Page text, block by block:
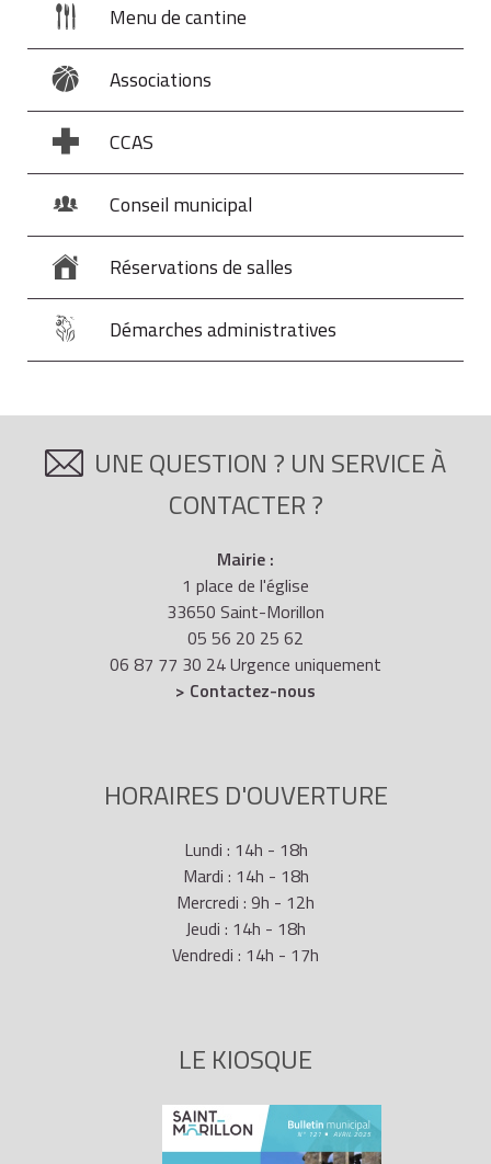
Menu de cantine
Associations
CCAS
Conseil municipal
Réservations de salles
Démarches administratives
UNE QUESTION ? UN SERVICE À
CONTACTER ?
Mairie :
1 place de l'église
33650 Saint-Morillon
05 56 20 25 62
06 87 77 30 24 Urgence uniquement
> Contactez-nous
HORAIRES D'OUVERTURE
Lundi : 14h - 18h
Mardi : 14h - 18h
Mercredi : 9h - 12h
Jeudi : 14h - 18h
Vendredi : 14h - 17h
LE KIOSQUE